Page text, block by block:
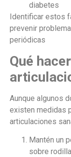
diabetes
Identificar estos
prevenir
periódicas
Qué
Aunque algunos
existen medidas
articulaciones
Mantén un
sobre